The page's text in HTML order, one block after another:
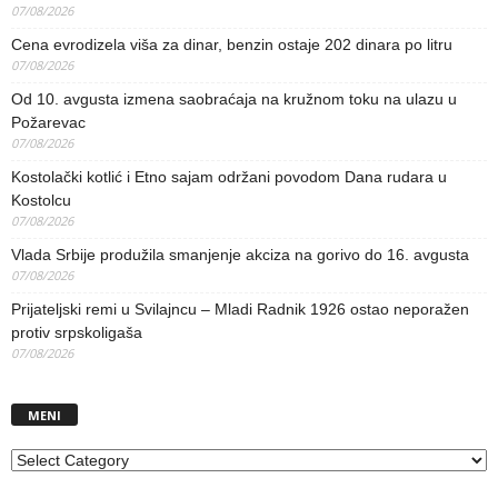
07/08/2026
Cena evrodizela viša za dinar, benzin ostaje 202 dinara po litru
07/08/2026
Od 10. avgusta izmena saobraćaja na kružnom toku na ulazu u
Požarevac
07/08/2026
Kostolački kotlić i Etno sajam održani povodom Dana rudara u
Kostolcu
07/08/2026
Vlada Srbije produžila smanjenje akciza na gorivo do 16. avgusta
07/08/2026
Prijateljski remi u Svilajncu – Mladi Radnik 1926 ostao neporažen
protiv srpskoligaša
07/08/2026
MENI
MENI